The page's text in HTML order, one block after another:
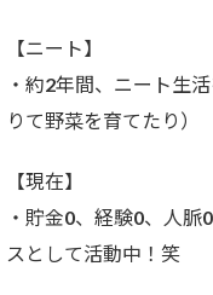
【ニート】
・約2年間、ニート生
りて野菜を育てたり）
【現在】
・貯金0、経験0、人
スとして活動中！笑